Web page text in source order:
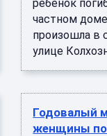
ребенок
частном
произошла в
улице
Годовалый
женщины